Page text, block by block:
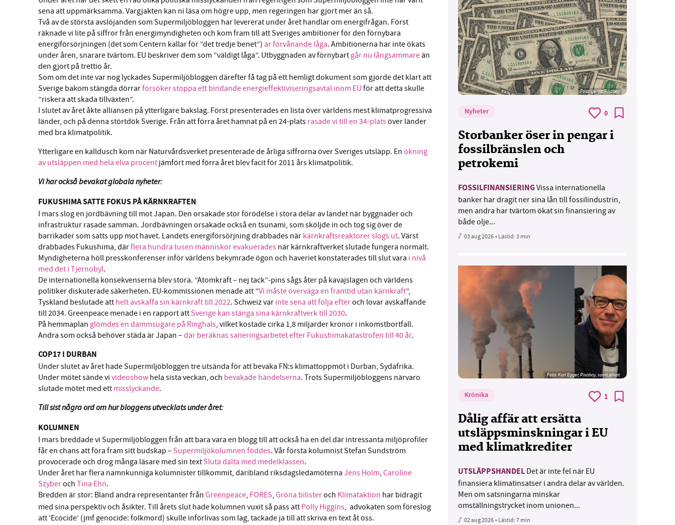
sena att uppmärksamma. Vargjakten kan ni läsa om högre upp, men regeringen har gjort mer än så.
Två av de största avslöjanden som Supermiljöbloggen har levererat under året handlar om energifrågan. Först
räknade vi lite på siffror från energimyndigheten och kom fram till att Sveriges ambitioner för den förnybara
energiförsörjningen (det som Centern kallar för ”det tredje benet”) är förvånande låga. Ambitionerna har inte ökats
under åren, snarare tvärtom. EU beskriver dem som ”väldigt låga”. Utbyggnaden av förnybart går nu långsammareän
den gjort på trettio år.
Som om det inte var nog lyckades Supermiljöbloggen därefter få tag på ett hemligt dokument som gjorde det klart att
Sverige bakom stängda dörrarförsöker stoppa ett bindande energieffektiviseringsavtal inom EU för att detta skulle
”riskera att skada tillväxten”.
I slutet av året åkte alliansen på ytterligare bakslag. Först presenterades en lista över världens mest klimatprogressiva
länder, och på denna störtdök Sverige. Från att förra året hamnat på en 24-plats rasade vi till en 34-platsöver länder
med bra klimatpolitik.
Ytterligare en kalldusch kom när Naturvårdsverket presenterade de årliga siffrorna över Sveriges utsläpp. En ökning
av utsläppen med hela elva procent jämfört med förra året blev facit för 2011 års klimatpolitik.
Vi har också bevakat globala nyheter:
FUKUSHIMA SATTE FOKUS PÅ KÄRNKRAFTEN
I mars slog en jordbävning till mot Japan. Den orsakade stor förödelse i stora delar av landet när byggnader och
infrastruktur rasade samman. Jordbävningen orsakade också en tsunami, som sköljde in och tog sig över de
barrikader som satts upp mot havet. Landets energiförsörjning drabbades när kärnkraftsreaktorer slogs ut. Värst
drabbades Fukushima, därflera hundra tusen människor evakuerades när kärnkraftverket slutade fungera normalt.
Myndigheterna höll presskonferenser inför världens bekymrade ögon och haveriet konstaterades till slut vara i nivå
med det i Tjernobyl.
De internationella konsekvenserna blev stora. ”Atomkraft – nej tack”-pins sågs åter på kavajslagen och världens
politiker diskuterade säkerheten. EU-kommissionen menade att ”Vi måste överväga en framtid utan kärnkraft”,
Tyskland beslutade att helt avskaffa sin kärnkraft till 2022. Schweiz var inte sena att följa efteroch lovar avskaffande
till 2034. Greenpeace menade i en rapport att Sverige kan stänga sina kärnkraftverk till 2030.
På hemmaplan glömdes en dammsugare på Ringhals, vilket kostade cirka 1,8 miljarder kronor i inkomstbortfall.
Andra som också behöver städa är Japan – där beräknas saneringsarbetet efter Fukushimakatastrofen till 40 år.
COP17 I DURBAN
Under slutet av året hade Supermiljöbloggen tre utsända för att bevaka FN:s klimattoppmöt i Durban, Sydafrika.
Under mötet sände vi videoshow hela sista veckan, och bevakade händelserna. Trots Supermiljöbloggens närvaro
slutade mötet med ett misslyckande.
Till sist några ord om hur bloggens utvecklats under året:
KOLUMNEN
I mars breddade vi Supermiljöbloggen från att bara vara en blogg till att också ha en del där intressanta miljöprofiler
får en chans att föra fram sitt budskap – Supermiljökolumnen föddes. Vår första kolumnist Stefan Sundström
provocerade och drog många läsare med sin text Sluta dalta med medelklassen.
Under året har flera namnkunniga kolumnister tillkommit, däribland riksdagsledamöterna Jens Holm, Caroline
Szyberoch Tina Ehn.
Bredden är stor: Bland andra representanter från Greenpeace, FORES, Gröna bilisteroch Klimataktion har bidragit
med sina perspektiv och åsikter. Till årets slut hade kolumnen vuxit så pass att Polly Higgins, advokaten som föreslog
att ’Ecocide’ (jmf genocide: folkmord) skulle införlivas som lag, tackade ja till att skriva en text åt oss.
Foto:geralt/Pixabay
Nyheter 0
Storbanker öser in pengar i
fossilbränslen och
petrokemi
FOSSILFINANSIERINGVissa internationella
banker har dragit ner sina lån till fossilindustrin,
men andra har tvärtom ökat sin finansiering av
både olje...
03 aug 2026• Lästid:3 min
Foto:Karl Egger, Pixabay, samt privat
Krönika 1
Dålig affär att ersätta
utsläppsminskningar i EU
med klimatkrediter
UTSLÄPPSHANDEL Det är inte fel när EU
finansiera klimatinsatser i andra delar av världen.
Men om satsningarna minskar
omställningstrycket inom unionen...
02 aug 2026• Lästid:7 min